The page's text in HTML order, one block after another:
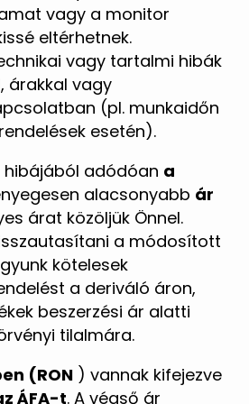
vagy a monitor
eltérhetnek.
vagy tartalmi hibák
árakkal vagy
(pl. munkaidőn
esetén).
hibájából adódóan a
alacsonyabb ár
árat közöljük Önnel.
a módosított
kötelesek
a deriváló áron,
beszerzési ár alatti
tilalmára.
(RON ) vannak kifejezve
ÁFA-t. A végső ár